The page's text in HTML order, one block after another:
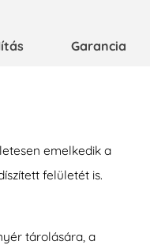
Garancia
emelkedik a
felületét is.
tárolására, a